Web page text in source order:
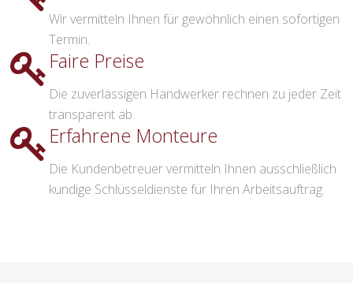
Wir vermitteln Ihnen für gewöhnlich einen sofortigen
Termin.
Faire Preise
Die zuverlässigen Handwerker rechnen zu jeder Zeit
transparent ab.
Erfahrene Monteure
Die Kundenbetreuer vermitteln Ihnen ausschließlich
kundige Schlüsseldienste für Ihren Arbeitsauftrag.